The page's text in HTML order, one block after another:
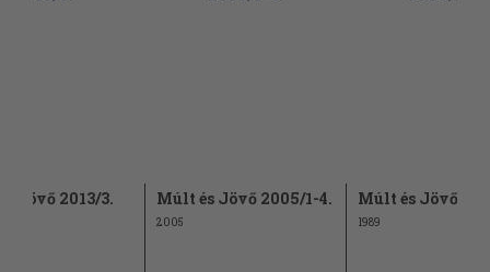
Jövő 2013/3. Múlt és Jövő 2005/1-4.
2005
Múlt és Jövő
1989